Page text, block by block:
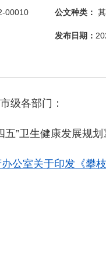
00010 公文种类：
发布日期：
级各部门：
”卫生健康发展规划
公室关于印发《攀